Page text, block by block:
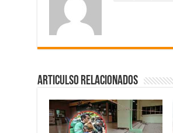
Articulso Relacionados